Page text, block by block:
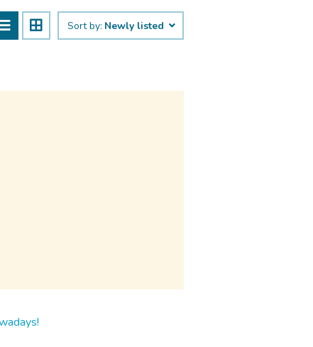
Sort by: Newly listed